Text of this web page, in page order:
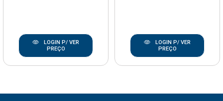
LOGIN P/ VER
PREÇO
LOGIN P/ VER
PREÇO